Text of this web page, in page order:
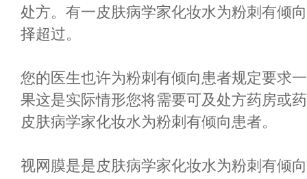
处方。有一皮肤病学家化妆水为粉刺有倾
择超过。
您的医生也许为粉刺有倾向患者规定要求
果这是实际情形您将需要可及处方药房或
皮肤病学家化妆水为粉刺有倾向患者。
视网膜是是皮肤病学家化妆水为粉刺有倾